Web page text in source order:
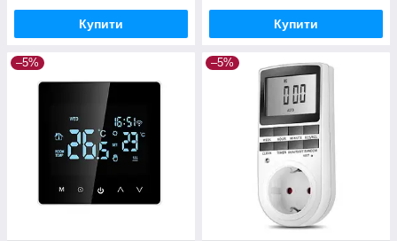
Купити Купити
–5% –5%